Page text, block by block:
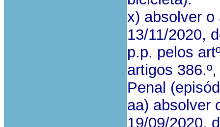
x) absolver
13/11/2020,
p.p. pelos
artigos
Penal
aa) absolver
19/09/2020,